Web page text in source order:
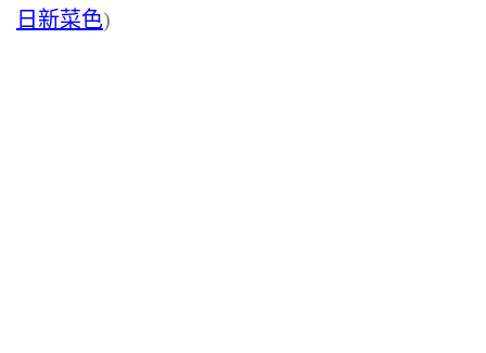
日新菜色)